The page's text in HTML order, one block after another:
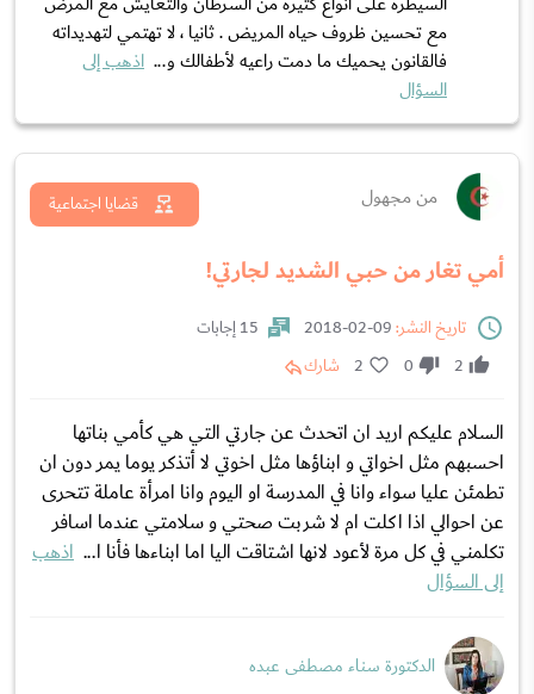
مع تحسين ظروف حياه المريض . ثانيا ، لا تهتمي لتهديداته
فالقانون يحميك ما دمت راعيه لأطفالك و... اذهب إلى
السؤال
من مجهول
أمي تغار من حبي الشديد لجارتي!
قضايا اجتماعية
تاريخ النشر:
15 إجابات
2
0
2 شارك
السلام عليكم اريد ان اتحدث عن جارتي التي هي كأمي بناتها
احسبهم مثل اخواتي و ابناؤها مثل اخوتي لا أتذكر يوما يمر دون ان
تطمئن عليا سواء وانا في المدرسة او اليوم وانا امرأة عاملة تتحرى
عن احوالي اذا اكلت ام لا شربت صحتي و سلامتي عندما اسافر
تكلمني في كل مرة لأعود لانها اشتاقت اليا اما ابناءها فأنا ا... اذهب
إلى السؤال
الدكتورة سناء مصطفى عبده